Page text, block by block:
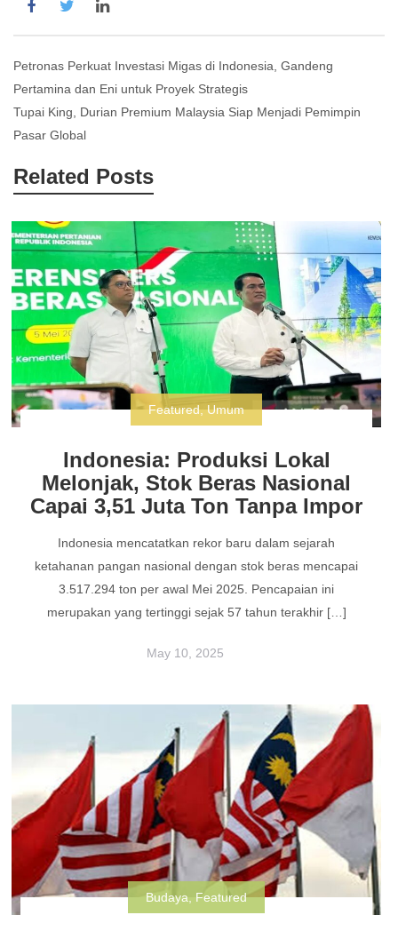
Post
navigation
Petronas Perkuat Investasi Migas di Indonesia, Gandeng
Pertamina dan Eni untuk Proyek Strategis
Tupai King, Durian Premium Malaysia Siap Menjadi Pemimpin
Pasar Global
Related Posts
Featured,Umum
Indonesia: Produksi Lokal
Melonjak, Stok Beras Nasional
Capai 3,51 Juta Ton Tanpa Impor
Indonesia mencatatkan rekor baru dalam sejarah
ketahanan pangan nasional dengan stok beras mencapai
3.517.294 ton per awal Mei 2025. Pencapaian ini
merupakan yang tertinggi sejak 57 tahun terakhir […]
May 10, 2025
Budaya Featured